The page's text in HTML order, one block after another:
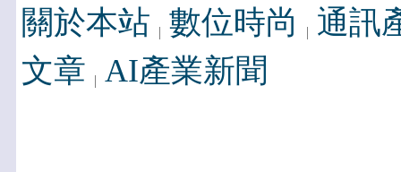
關於本站 數位時尚
通訊
文章 AI產業新聞